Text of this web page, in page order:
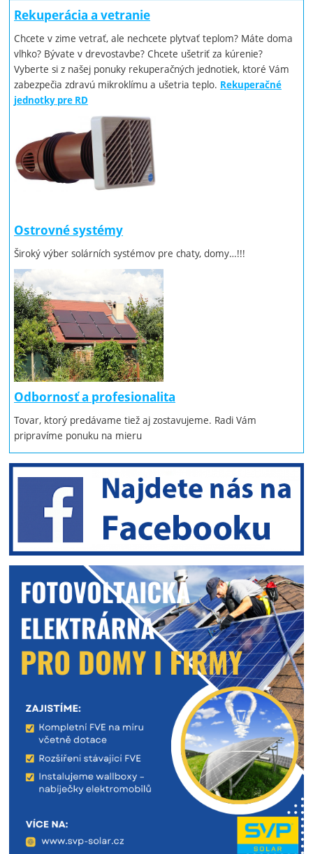
Rekuperácia a vetranie
Chcete v zime vetrať, ale nechcete plytvať teplom? Máte doma
vlhko? Bývate v drevostavbe? Chcete ušetriť za kúrenie?
Vyberte si z našej ponuky rekuperačných jednotiek, ktoré Vám
zabezpečia zdravú mikroklímu a ušetria teplo. Rekuperačné
jednotky pre RD
Ostrovné systémy
Široký výber solárních systémov pre chaty, domy…!!!
Odbornosť a profesionalita
Tovar, ktorý predávame tiež aj zostavujeme. Radi Vám
pripravíme ponuku na mieru